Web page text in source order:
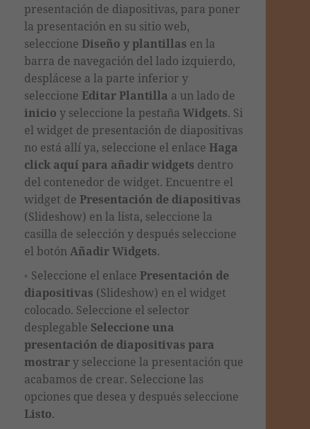
presentación de diapositivas, para poner
la presentación en su sitio web,
seleccione Diseño y plantillas en la
barra de navegación del lado izquierdo,
desplácese a la parte inferior y
seleccione Editar Plantilla a un lado de
inicio y seleccione la pestaña Widgets. Si
el widget de presentación de diapositivas
no está allí ya, seleccione el enlace Haga
click aquí para añadir widgets dentro
del contenedor de widget. Encuentre el
widget de Presentación de diapositivas
(Slideshow) en la lista, seleccione la
casilla de selección y después seleccione
el botónAñadir Widgets.
Seleccione el enlace Presentación de
diapositivas (Slideshow) en el widget
colocado. Seleccione el selector
desplegable Seleccione una
presentación de diapositivas para
mostrary seleccione la presentación que
acabamos de crear. Seleccione las
opciones que desea y después seleccione
Listo.